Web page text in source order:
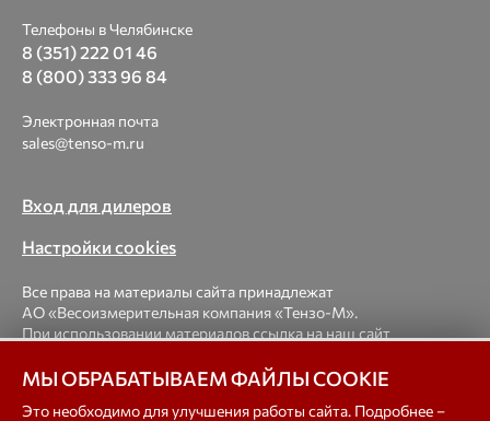
Телефоны в Челябинске
8 (351) 222 01 46
8 (800) 333 96 84
Электронная почта
sales@tenso-m.ru
Вход для дилеров
Настройки cookies
Все права на материалы сайта принадлежат
АО «Весоизмерительная компания «Тензо-М».
При использовании материалов ссылка на наш сайт
© 1998-2026 Весоизмерительная компания «Тензо-М» —
МЫ ОБРАБАТЫВАЕМ ФАЙЛЫ COOKIE
Это необходимо для улучшения работы сайта. Подробнее –